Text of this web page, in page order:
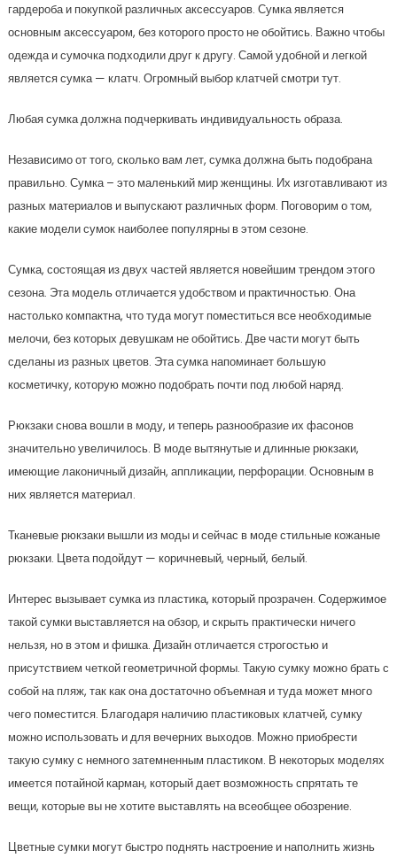
гардероба и покупкой различных аксессуаров. Сумка является
основным аксессуаром, без которого просто не обойтись. Важно чтобы
одежда и сумочка подходили друг к другу. Самой удобной и легкой
является сумка — клатч. Огромный выбор клатчей смотри тут.
Любая сумка должна подчеркивать индивидуальность образа.
Независимо от того, сколько вам лет, сумка должна быть подобрана
правильно. Сумка – это маленький мир женщины. Их изготавливают из
разных материалов и выпускают различных форм. Поговорим о том,
какие модели сумок наиболее популярны в этом сезоне.
Сумка, состоящая из двух частей является новейшим трендом этого
сезона. Эта модель отличается удобством и практичностью. Она
настолько компактна, что туда могут поместиться все необходимые
мелочи, без которых девушкам не обойтись. Две части могут быть
сделаны из разных цветов. Эта сумка напоминает большую
косметичку, которую можно подобрать почти под любой наряд.
Рюкзаки снова вошли в моду, и теперь разнообразие их фасонов
значительно увеличилось. В моде вытянутые и длинные рюкзаки,
имеющие лаконичный дизайн, аппликации, перфорации. Основным в
них является материал.
Тканевые рюкзаки вышли из моды и сейчас в моде стильные кожаные
рюкзаки. Цвета подойдут — коричневый, черный, белый.
Интерес вызывает сумка из пластика, который прозрачен. Содержимое
такой сумки выставляется на обзор, и скрыть практически ничего
нельзя, но в этом и фишка. Дизайн отличается строгостью и
присутствием четкой геометричной формы. Такую сумку можно брать с
собой на пляж, так как она достаточно объемная и туда может много
чего поместится. Благодаря наличию пластиковых клатчей, сумку
можно использовать и для вечерних выходов. Можно приобрести
такую сумку с немного затемненным пластиком. В некоторых моделях
имеется потайной карман, который дает возможность спрятать те
вещи, которые вы не хотите выставлять на всеобщее обозрение.
Цветные сумки могут быстро поднять настроение и наполнить жизнь